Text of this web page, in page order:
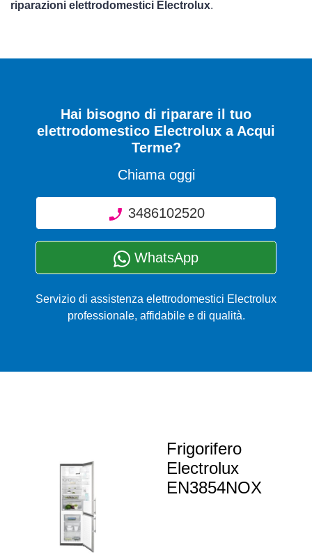
riparazioni elettrodomestici Electrolux.
Hai bisogno di riparare il tuo
elettrodomestico Electrolux a Acqui
Terme?
Chiama oggi
3486102520
WhatsApp
Servizio di assistenza elettrodomestici Electrolux
professionale, affidabile e di qualità.
Frigorifero
Electrolux
EN3854NOX